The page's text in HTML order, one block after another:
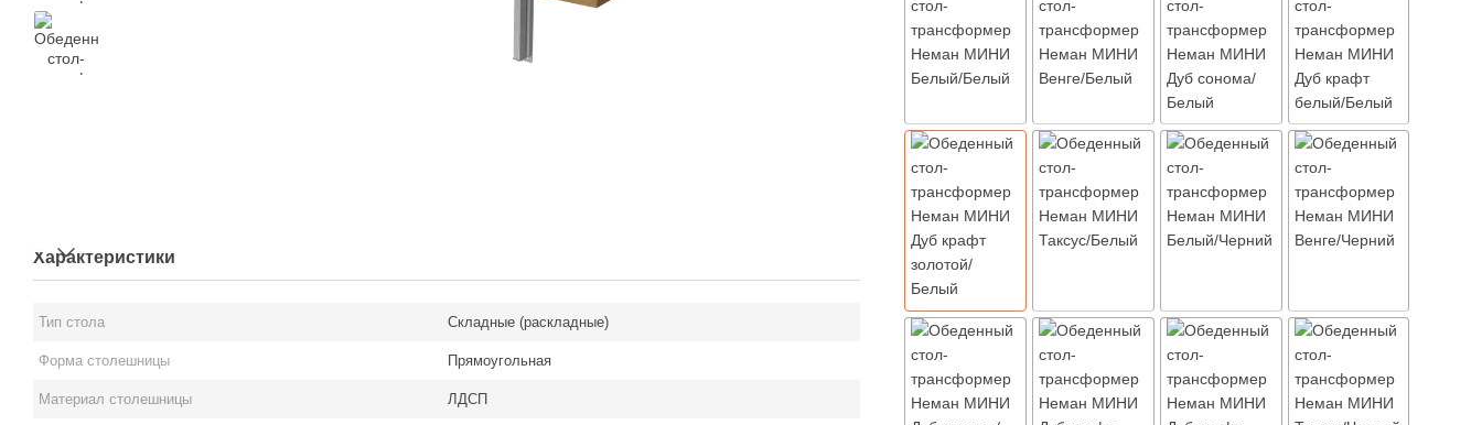
Характеристики
Тип стола Складные (раскладные)
Форма столешницы Прямоугольная
Материал столешницы ЛДСП